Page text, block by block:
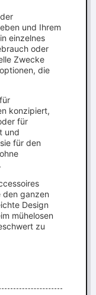
und Ihrem
einzelnes
oder
Zwecke
die
konzipiert,
für
und
für den
den ganzen
Design
mühelosen
zu